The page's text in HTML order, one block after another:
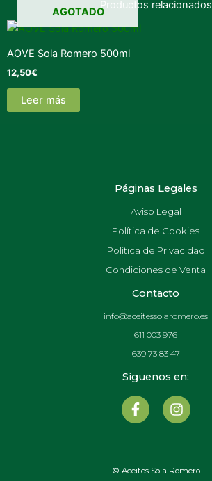
Productos relacionados
AGOTADO
AOVE Sola Romero 500ml
12,50€
Leer más
Páginas Legales
Aviso Legal
Política de Cookies
Política de Privacidad
Condiciones de Venta
Contacto
info@aceitessolaromero.es
611 003 976
639 73 83 47
Síguenos en:
F
a
o
I
n
g
© Aceites Sola Romero